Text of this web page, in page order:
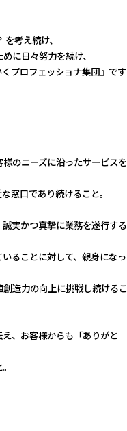
考え続け、
に日々努力を続け、
プロフェッショナ集団』です
のニーズに沿ったサービスを
窓口であり続けること。
実かつ真摯に業務を遂行する
ることに対して、親身になっ
造力の向上に挑戦し続けるこ
、お客様からも「ありがと